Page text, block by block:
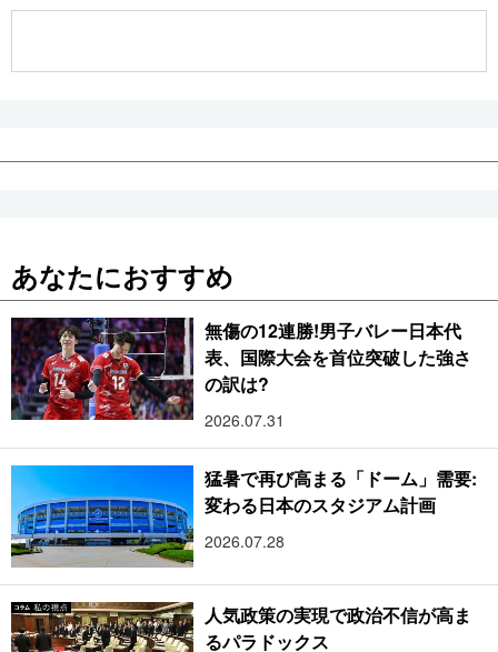
あなたにおすすめ
無傷の12連勝!男子バレー日本代
表、国際大会を首位突破した強さ
の訳は?
2026.07.31
猛暑で再び高まる「ドーム」需要:
変わる日本のスタジアム計画
2026.07.28
人気政策の実現で政治不信が高ま
るパラドックス